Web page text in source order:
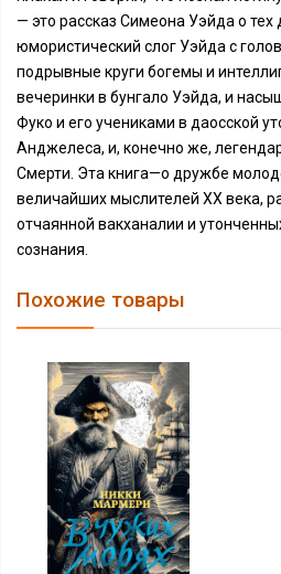
— это рассказ Симеона Уэйда о
юмористический слог Уэйда с
подрывные круги богемы и
вечеринки в бунгало Уэйда, и
Фуко и его учениками в даосской
Анджелеса, и, конечно же,
Смерти. Эта книга—о дружбе
величайших мыслителей XX века,
отчаянной вакханалии и
сознания.
Похожие товары